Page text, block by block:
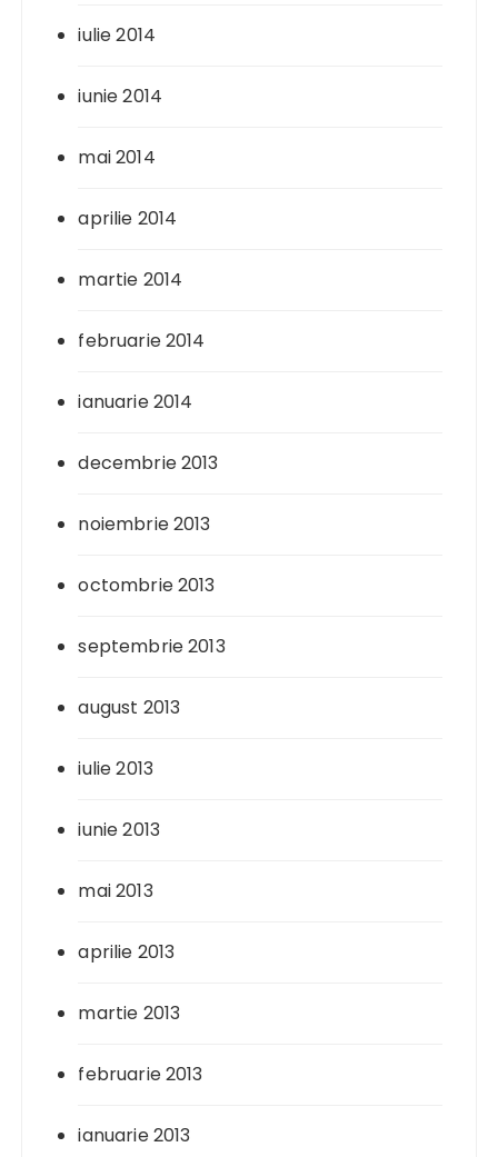
iulie 2014
iunie 2014
mai 2014
aprilie 2014
martie 2014
februarie 2014
ianuarie 2014
decembrie 2013
noiembrie 2013
octombrie 2013
septembrie 2013
august 2013
iulie 2013
iunie 2013
mai 2013
aprilie 2013
martie 2013
februarie 2013
ianuarie 2013